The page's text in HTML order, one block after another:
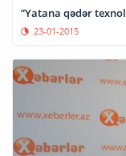
”Yatana qədər
23-01-2015